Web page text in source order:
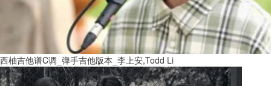
西柚吉他谱C调_弹手吉他版本_李上安,Todd Li